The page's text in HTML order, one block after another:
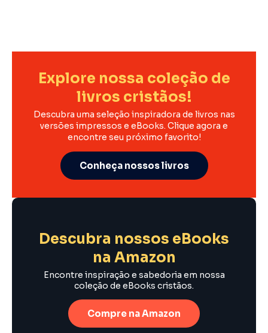
Explore nossa coleção de
livros cristãos!
Descubra uma seleção inspiradora de livros nas
versões impressos e eBooks. Clique agora e
encontre seu próximo favorito!
Conheça nossos livros
Descubra nossos eBooks
na Amazon
Encontre inspiração e sabedoria em nossa
coleção de eBooks cristãos.
Compre na Amazon